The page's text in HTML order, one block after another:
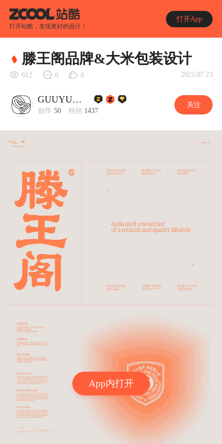
打开站酷，发现更好的设计！
打开App
App内打开
滕王阁品牌&大米包装设计
612 0 6 2025.07.23
GUUYU郭宇
创作 50 粉丝 1437
关注